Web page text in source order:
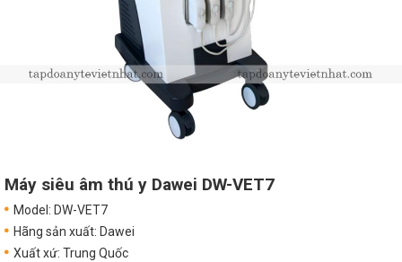
Máy siêu âm thú y Dawei DW-VET7
Model: DW-VET7
Hãng sản xuất: Dawei
Xuất xứ: Trung Quốc